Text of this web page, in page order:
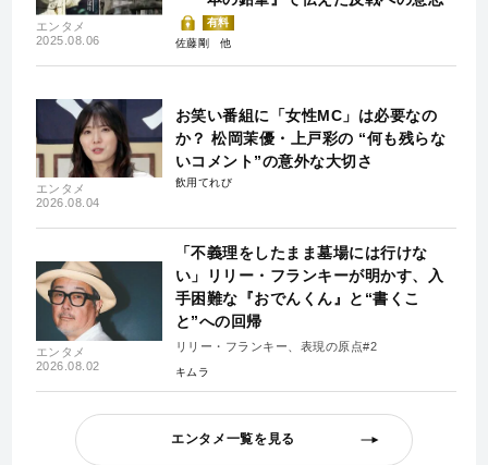
エンタメ
2025.08.06
有料
佐藤剛
エンタメ
2026.08.04
お笑い番組に「女性MC」は必要なの
か？ 松岡茉優・上戸彩の “何も残らな
いコメント”の意外な大切さ
飲用てれび
エンタメ
2026.08.02
「不義理をしたまま墓場には行けな
い」リリー・フランキーが明かす、入
手困難な『おでんくん』と“書くこ
と”への回帰
リリー・フランキー、表現の原点#2
キムラ
エンタメ一覧を見る